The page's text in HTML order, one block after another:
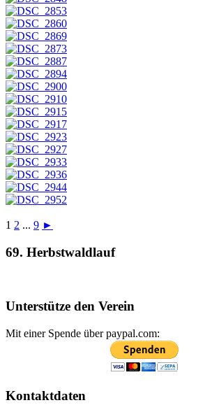
1 2 ... 9 ►
69. Herbstwaldlauf
Unterstütze den Verein
Mit einer Spende über paypal.com:
Kontaktdaten